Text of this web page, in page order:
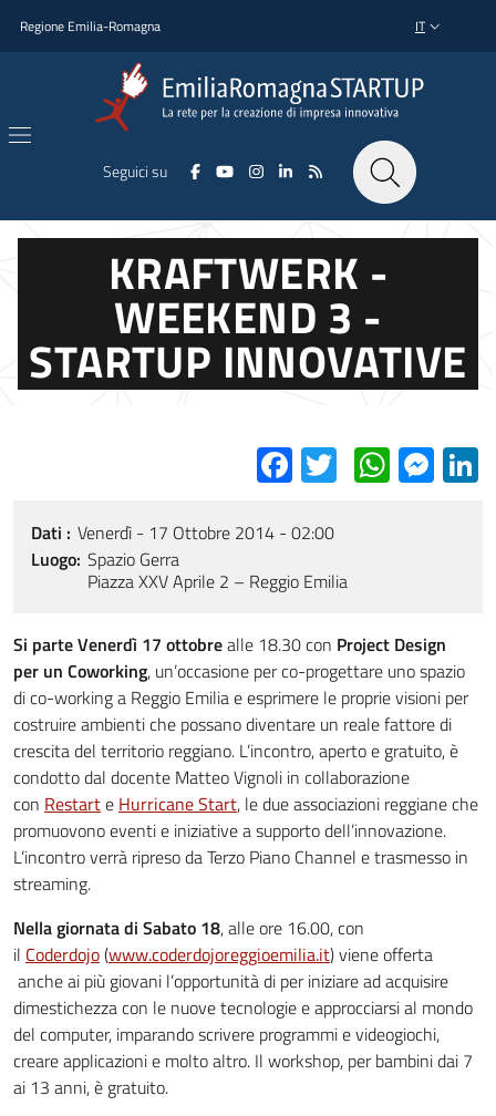
Regione Emilia-Romagna SELETTORE
IT
Seguici su
KRAFTWERK -
WEEKEND 3 -
STARTUP INNOVATIVE
Facebook
Twitter
Dati
Venerdì - 17 Ottobre 2014 - 02:00
Luogo Spazio Gerra
Piazza XXV Aprile 2 – Reggio Emilia
Si parte Venerdì 17 ottobrealle 18.30 con Project Design
per un Coworking, un’occasione per co-progettare uno spazio
di co-working a Reggio Emilia e esprimere le proprie visioni per
costruire ambienti che possano diventare un reale fattore di
crescita del territorio reggiano. L’incontro, aperto e gratuito, è
condotto dal docente Matteo Vignoli in collaborazione
con Restarte Hurricane Start, le due associazioni reggiane che
promuovono eventi e iniziative a supporto dell’innovazione.
L’incontro verrà ripreso da Terzo Piano Channel e trasmesso in
streaming.
Nella giornata di Sabato 18, alle ore 16.00, con
il Coderdojo(www.coderdojoreggioemilia.it) viene offerta
anche ai più giovani l’opportunità di per iniziare ad acquisire
dimestichezza con le nuove tecnologie e approcciarsi al mondo
del computer, imparando scrivere programmi e videogiochi,
creare applicazioni e molto altro. Il workshop, per bambini dai 7
ai 13 anni, è gratuito.